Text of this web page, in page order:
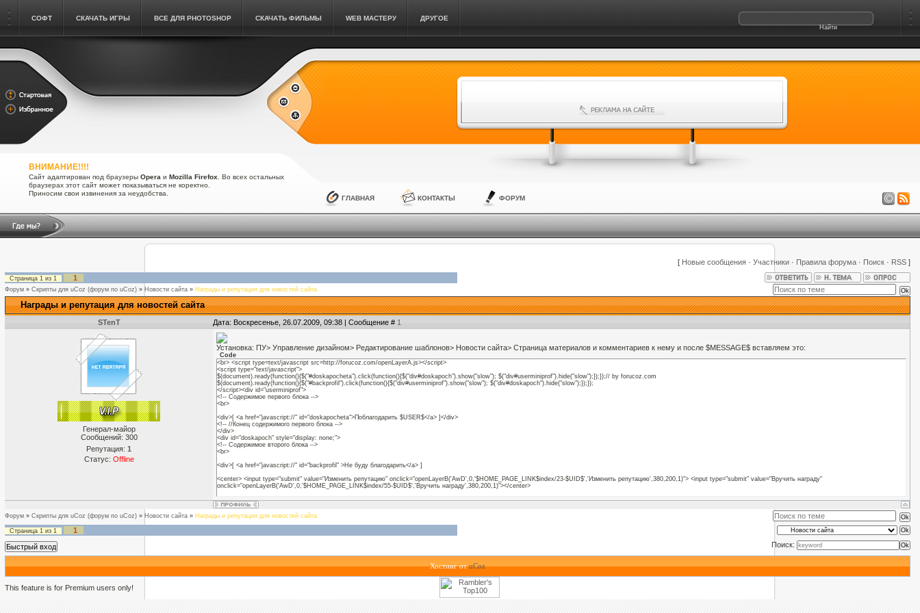
СОФТ СКАЧАТЬ ИГРЫ ВСЕ ДЛЯ PHOTOSHOP СКАЧАТЬ ФИЛЬМЫ WEB МАСТЕРУ ДРУГОЕ
ВНИМАНИЕ!!!!
Сайт адаптирован под браузеры Opera и Mozilla Firefox. Во всех остальных
браузерах этот сайт может показываться не коректно.
Приносим свои извинения за неудобства.
ГЛАВНАЯ КОНТАКТЫ ФОРУМ
[ Новые сообщения · Участники · Правила форума · Поиск · RSS ]
Страница 1 из 1 1
Форум » Скрипты для uCoz (форум по uCoz) » Новости сайта » Награды и репутация для новостей сайта
Награды и репутация для новостей сайта
STenT Дата: Воскресенье, 26.07.2009, 09:38 | Сообщение #1
Генерал-майор
Сообщений: 300
Репутация: 1
Статус: Offline
Установка: ПУ> Управление дизайном> Редактирование шаблонов> Новости сайта> Страница материалов и комментариев к нему и после $MESSAGE$ вставляем это:
Code
<br> <script type=text/javascript src=http://forucoz.com/openLayerA.js></script>
<script type="text/javascript">
$(document).ready(function(){$("#doskapocheta").click(function(){$("div#doskapoch").show("slow"); $("div#userminiprof").hide("slow");});});// by forucoz.com
$(document).ready(function(){$("#backprofil").click(function(){$("div#userminiprof").show("slow"); $("div#doskapoch").hide("slow");});});
</script><div id="userminiprof">
<!-- Содержимое первого блока -->
<br>
<div>[ <a href="javascript://" id="doskapocheta">Поблагодарить $USER$</a> ]</div>
<!-- //Конец содержимого первого блока -->
</div>
<div id="doskapoch" style="display: none;">
<!-- Содержимое второго блока -->
<br>
<div>[ <a href="javascript://" id="backprofil" >Не буду благодарить</a> ]
<center> <input type="submit" value="Изменить репутацию" onclick="openLayerB('AwD',0,'$HOME_PAGE_LINK$index/23-$UID$','Изменить репутацию',380,200,1)"> <input type="submit" value="Вручить награду"
onclick="openLayerB('AwD',0,'$HOME_PAGE_LINK$index/55-$UID$','Вручить награду',380,200,1)"></center>
<!-- //Конец содержимого второго блока -->
</div>
Форум » Скрипты для uCoz (форум по uCoz) » Новости сайта » Награды и репутация для новостей сайта
Страница 1 из 1
1
Поиск:
Хостинг отuCoz
This feature is for Premium users only!